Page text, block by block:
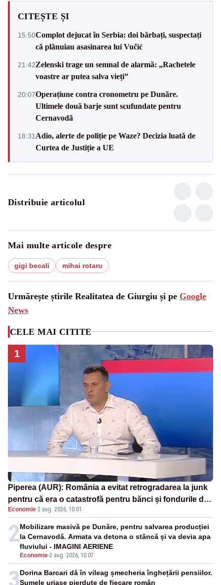
CITEȘTE ȘI
15:50Complot dejucat în Serbia: doi bărbați, suspectați
că plănuiau asasinarea lui Vučić
21:42Zelenski trage un semnal de alarmă: „Rachetele
voastre ar putea salva vieți”
20:07Operațiune contra cronometru pe Dunăre.
Ultimele două barje sunt scufundate pentru
Cernavodă
18:31 Adio, alerte de poliție pe Waze? Decizia luată de
Curtea de Justiție a UE
Distribuie articolul
Mai multe articole despre
gigi becali mihai rotaru
Urmărește știrile Realitatea de Giurgiu și pe Google
News
CELE MAI CITITE
1
Piperea (AUR): România a evitat retrogradarea la junk
pentru că era o catastrofă pentru bănci și fondurile de
pensii
Economie·2 aug. 2026, 10:01
2
Economie-2 aug. 2026, 10:07
Mobilizare masivă pe Dunăre, pentru salvarea producției
la Cernavodă. Armata va detona o stâncă și va devia apa
fluviului - IMAGINI AERIENE
3Dorina Barcari dă în vileag șmecheria înghețării pensiilor.
Sumele uriașe pierdute de fiecare român